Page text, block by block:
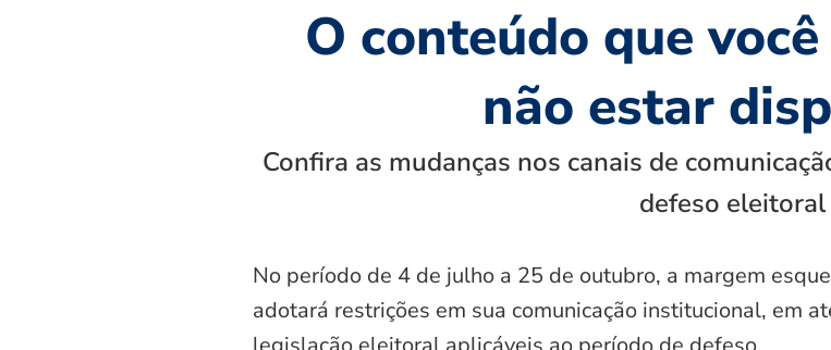
O conteúdo que
não estar
Confira as mudanças nos canais de
defeso eleitoral
No período de 4 de julho a 25 de outubro, a margem
adotará restrições em sua comunicação institucional, em